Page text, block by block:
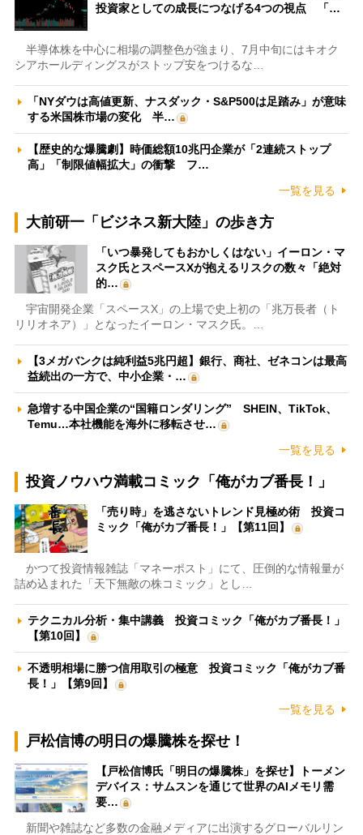
投資家としての成長につなげる4つの視点 「…
半導体株を中心に相場の調整色が強まり、7月中旬にはキオク
シアホールディングスがストップ安をつけるな…
「NYダウは高値更新、ナスダック・S&P500は足踏み」が意味
する米国株市場の変化 半…
【歴史的な爆騰劇】時価総額10兆円企業が「2連続ストップ
高」「制限値幅拡大」の衝撃 フ…
一覧を見る
大前研一「ビジネス新大陸」の歩き方
「いつ暴発してもおかしくはない」イーロン・マ
スク氏とスペースXが抱えるリスクの数々「絶対
的…
宇宙開発企業「スペースX」の上場で史上初の「兆万長者（ト
リリオネア）」となったイーロン・マスク氏。…
【3メガバンクは純利益5兆円超】銀行、商社、ゼネコンは最高
益続出の一方で、中小企業・…
急増する中国企業の“国籍ロンダリング” SHEIN、TikTok、
Temu…本社機能を海外に移転させ…
一覧を見る
投資ノウハウ満載コミック「俺がカブ番長！」
「売り時」を逃さないトレンド見極め術 投資コ
ミック「俺がカブ番長！」【第11回】
かつて投資情報雑誌「マネーポスト」にて、圧倒的な情報量が
詰め込まれた「天下無敵の株コミック」とし…
テクニカル分析・集中講義 投資コミック「俺がカブ番長！」
【第10回】
不透明相場に勝つ信用取引の極意 投資コミック「俺がカブ番
長！」【第9回】
一覧を見る
戸松信博の明日の爆騰株を探せ！
【戸松信博氏「明日の爆騰株」を探せ】トーメン
デバイス：サムスンを通じて世界のAIメモリ需
要…
新聞や雑誌など多数の金融メディアに出演するグローバルリン